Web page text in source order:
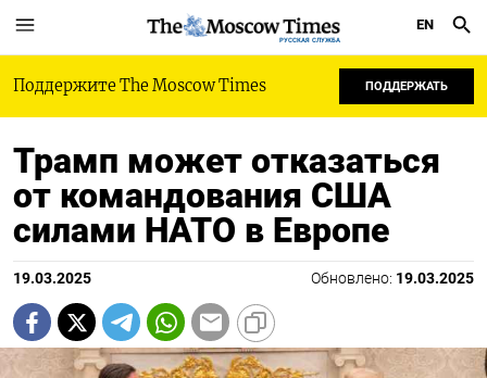
РУССКАЯ СЛУЖБА
EN
Поддержите The Moscow Times ПОДДЕРЖАТЬ
Трамп может отказаться
от командования США
силами НАТО в Европе
19.03.2025 Обновлено: 19.03.2025